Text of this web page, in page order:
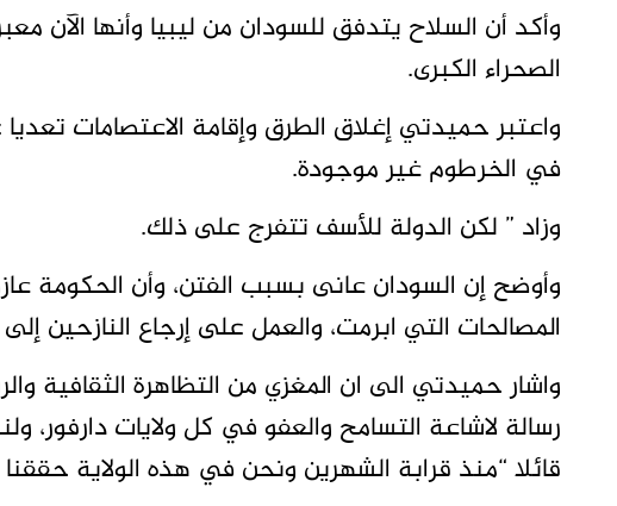
وأكد أن السلاح يتدفق للسودان من ليبيا وأنها الآن
الصحراء الكبرى.
واعتبر حميدتي إغلاق الطرق وإقامة الاعتصامات
في الخرطوم غير موجودة.
وزاد ” لكن الدولة للأسف تتفرج على ذلك.
وأوضح إن السودان عانى بسبب الفتن، وأن الحكومة
المصالحات التي ابرمت، والعمل على إرجاع النازحين
واشار حميدتي الى ان المغزي من التظاهرة الثقافية
رسالة لاشاعة التسامح والعفو في كل ولايات دارفور،
قائلا “منذ قرابة الشهرين ونحن في هذه الولاية